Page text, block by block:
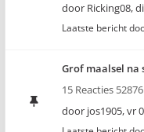
door Ricking08,
Laatste bericht
Grof maalsel na
15 Reacties
door jos1905,vr